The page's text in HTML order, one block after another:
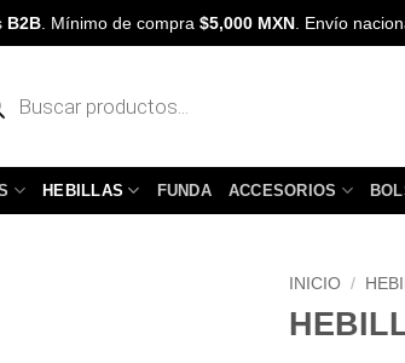
B2B . Mínimo de compra $5,000 MXN . Envío
HEBILLAS FUNDA ACCESORIOS
INICIO /